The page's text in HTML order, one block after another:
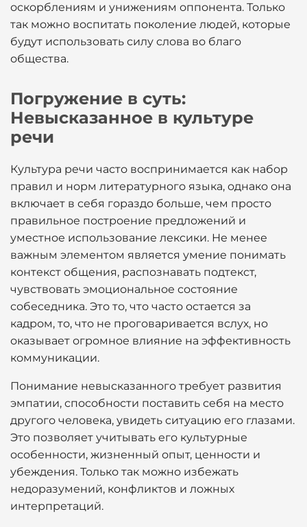
оскорблениям и унижениям оппонента. Только
так можно воспитать поколение людей, которые
будут использовать силу слова во благо
общества.
Погружение в суть:
Невысказанное в культуре
речи
Культура речи часто воспринимается как набор
правил и норм литературного языка, однако она
включает в себя гораздо больше, чем просто
правильное построение предложений и
уместное использование лексики. Не менее
важным элементом является умение понимать
контекст общения, распознавать подтекст,
чувствовать эмоциональное состояние
собеседника. Это то, что часто остается за
кадром, то, что не проговаривается вслух, но
оказывает огромное влияние на эффективность
коммуникации.
Понимание невысказанного требует развития
эмпатии, способности поставить себя на место
другого человека, увидеть ситуацию его глазами.
Это позволяет учитывать его культурные
особенности, жизненный опыт, ценности и
убеждения. Только так можно избежать
недоразумений, конфликтов и ложных
интерпретаций.